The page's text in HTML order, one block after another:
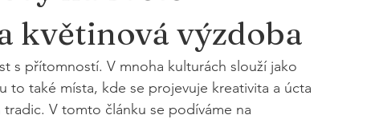
květinová výzdoba
s přítomností. V mnoha kulturách slouží jako
to také místa, kde se projevuje kreativita a úcta
V tomto článku se podíváme na